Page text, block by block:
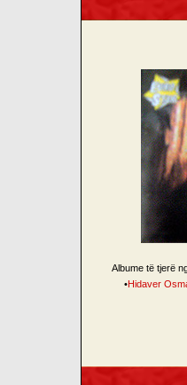
Albume të tjerë
•Hidaver